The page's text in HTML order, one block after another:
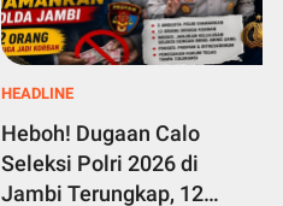
HEADLINE
Heboh! Dugaan Calo
Seleksi Polri 2026 di
Jambi Terungkap, 12